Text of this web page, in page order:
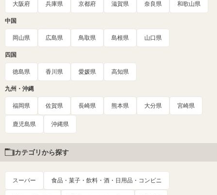
大阪府 兵庫県 京都府 滋賀県 奈良県 和歌山県
中国
岡山県 広島県 鳥取県 島根県 山口県
四国
徳島県 香川県 愛媛県 高知県
九州・沖縄
福岡県 佐賀県 長崎県 熊本県 大分県 宮崎県
鹿児島県 沖縄県
カテゴリから探す
スーパー 食品・菓子・飲料・酒・日用品・コンビニ